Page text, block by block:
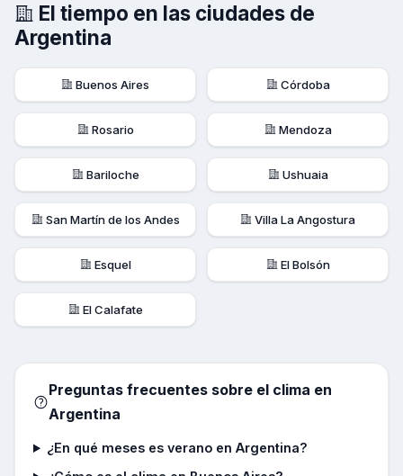
El tiempo en las ciudades de
Argentina
Buenos Aires Córdoba
Rosario Mendoza
Bariloche Ushuaia
San Martín de los Andes Villa La Angostura
Esquel El Bolsón
El Calafate
Preguntas frecuentes sobre el clima en
Argentina
¿En qué meses es verano en Argentina?